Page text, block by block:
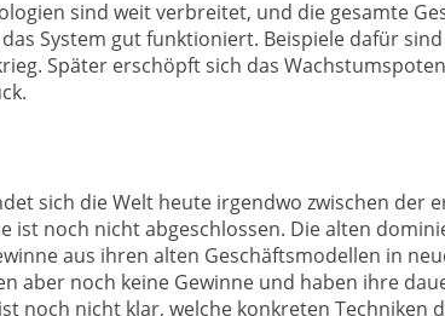
sind weit verbreitet, und die gesamte
System gut funktioniert. Beispiele dafür
Später erschöpft sich das
sich die Welt heute irgendwo zwischen der
noch nicht abgeschlossen. Die alten
aus ihren alten Geschäftsmodellen in
aber noch keine Gewinne und haben ihre
noch nicht klar, welche konkreten